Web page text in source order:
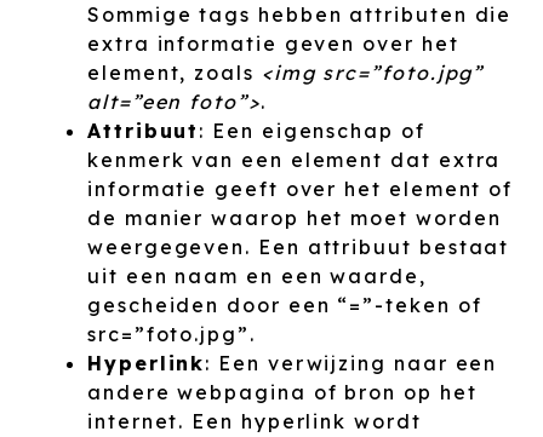
Sommige tags hebben attributen die
extra informatie geven over het
element, zoals <img src=”foto.jpg”
alt=”een foto”>.
Attribuut : Een eigenschap of
kenmerk van een element dat extra
informatie geeft over het element of
de manier waarop het moet worden
weergegeven. Een attribuut bestaat
uit een naam en een waarde,
gescheiden door een “=”-teken of
src=”foto.jpg”.
Hyperlink: Een verwijzing naar een
andere webpagina of bron op het
internet. Een hyperlink wordt